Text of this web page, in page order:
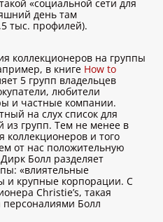
«социальной сети для
день там
тыс. профилей).
коллекционеров на группы
в книге How to
5 групп владельцев
любители
и частные компании.
на слух список для
из групп. Тем не менее в
коллекционеров и того
от нас положительную
Дирк Болл разделяет
«влиятельные
и крупные корпорации. С
Christie’s, такая
персоналиями Болл